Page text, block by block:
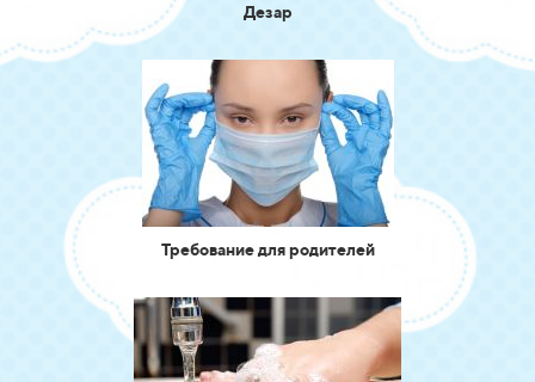
Дезар
Требование для родителей